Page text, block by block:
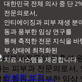
대한민국 전체 의사 중 단
전문의로서,
안티에이징과 피부 재생 분
동과 풍부한 임상 연구를
통해 축적한 전문 지식을 바
부 상태에 최적화된
치료 시스템을 제공합니다.
자세히 보기 →